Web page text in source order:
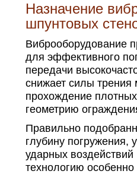
Назначение
шпунтовых
Виброоборудование
для эффективного
передачи
снижает силы трения
прохождение
геометрию
Правильно
глубину погружения,
ударных
технологию особенно